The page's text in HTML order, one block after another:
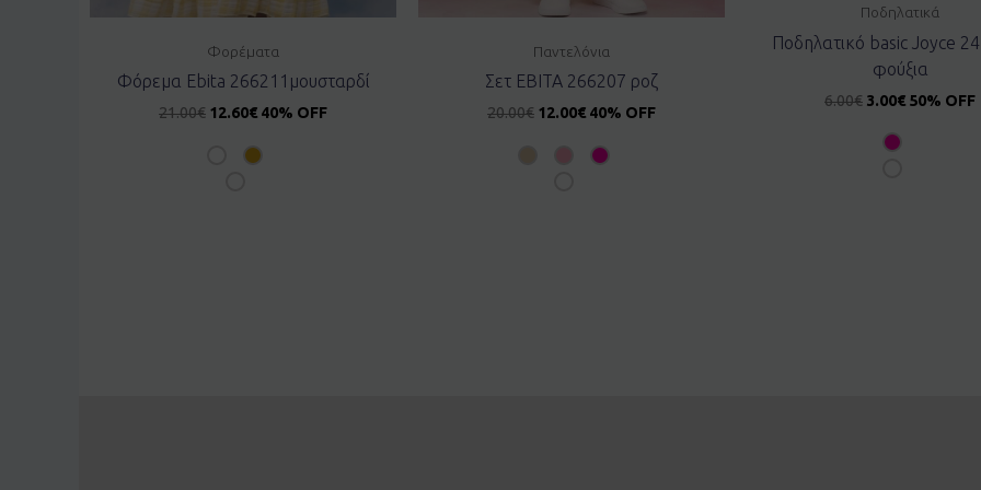
Φορέματα
Φόρεμα Ebita 266211μουσταρδί
21.00€ 12.60€ 40% OFF
Παντελόνια
Σετ EBITA 266207 ροζ
20.00€ 12.00€ 40% OFF
Ποδηλατικά
Ποδηλατικό basic Joyce
φούξια
6.00€ 3.00€ 50% OFF